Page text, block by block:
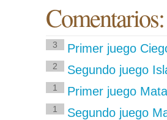
3 Primer juego
2 Segundo juego
1 Primer juego
1 Segundo juego